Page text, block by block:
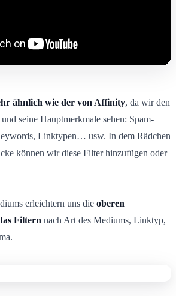
ähnlich wie der von Affinity, da wir den
seine Hauptmerkmale sehen: Spam-
Linktypen… usw. In dem Rädchen
können wir diese Filter hinzufügen oder
erleichtern uns die oberen
Filtern nach Art des Mediums, Linktyp,